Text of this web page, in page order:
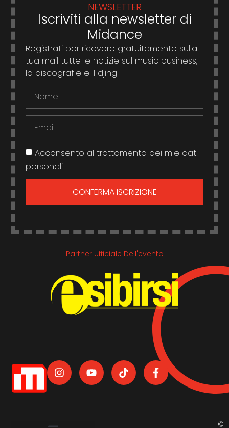
NEWSLETTER
Iscriviti alla newsletter di
Midance
Registrati per ricevere gratuitamente sulla
tua mail tutte le notizie sul music business,
la discografie e il djing
Acconsento al trattamento dei mie dati
personali
CONFERMA ISCRIZIONE
Partner Ufficiale Dell'evento
©